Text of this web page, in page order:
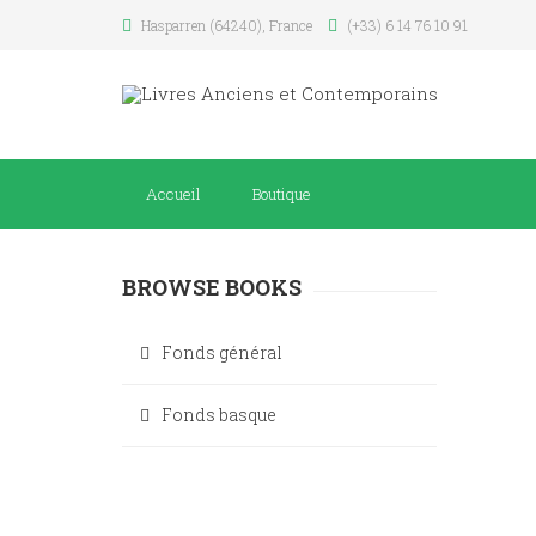
Hasparren (64240), France (+33) 6 14 76 10 91
Accueil Boutique
BROWSE BOOKS
Fonds général
Fonds basque